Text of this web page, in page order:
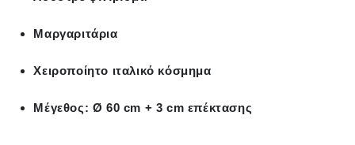
Μαργαριτάρια
Χειροποίητο ιταλικό κόσμημα
Μέγεθος: Ø 60 cm + 3 cm επέκτασης